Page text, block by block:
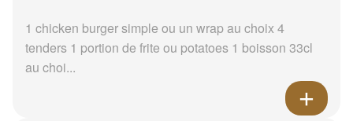
1 chicken burger simple ou un wrap au choix 4
tenders 1 portion de frite ou potatoes 1 boisson 33cl
au choi...